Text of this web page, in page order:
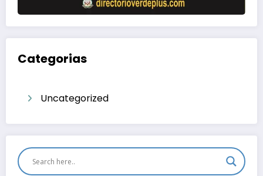
Categorias
Uncategorized